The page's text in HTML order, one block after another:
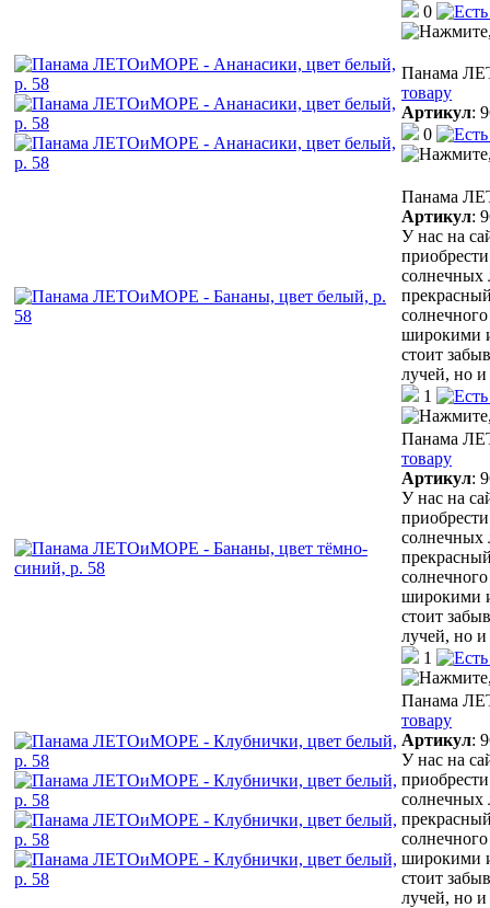
0
Панама
товару
Артикул:
0
Панама
Артикул:
У нас на
солнечных
широкими
стоит
лучей, но
1
Панама
товару
Артикул:
У нас на
солнечных
широкими
стоит
лучей, но
1
Панама
товару
Артикул:
У нас на
солнечных
широкими
стоит
лучей, но